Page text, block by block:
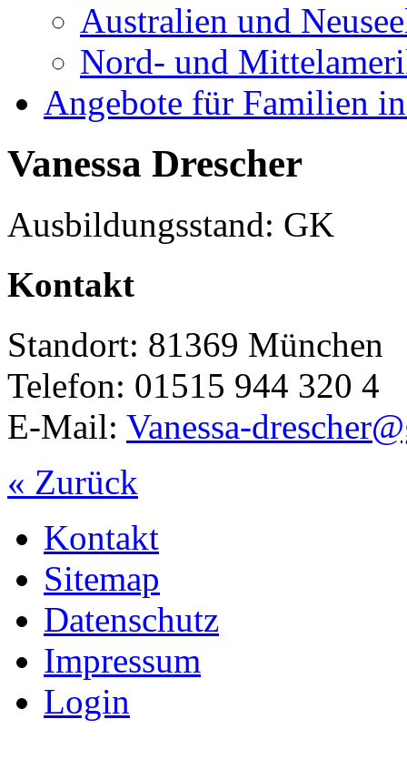
Australien und
Nord- und
Angebote für Familien
Vanessa Drescher
Ausbildungsstand: GK
Kontakt
Standort: 81369 München
Telefon: 01515 944 320 4
E-Mail: Vanessa-
« Zurück
Kontakt
Sitemap
Datenschutz
Impressum
Login